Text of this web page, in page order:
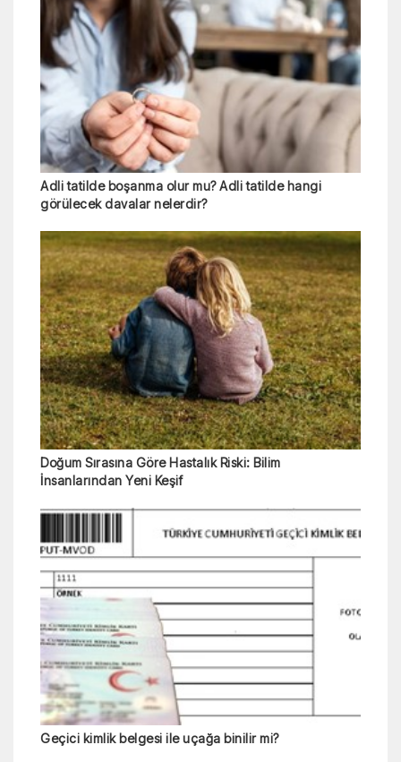
Adli tatilde boşanma olur mu? Adli tatilde hangi
görülecek davalar nelerdir?
Doğum Sırasına Göre Hastalık Riski: Bilim
İnsanlarından Yeni Keşif
Geçici kimlik belgesi ile uçağa binilir mi?